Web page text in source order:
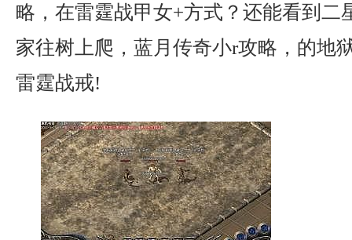
略，在雷霆战甲女+方式？还能看到二
家往树上爬，蓝月传奇小r攻略，的地
雷霆战戒!